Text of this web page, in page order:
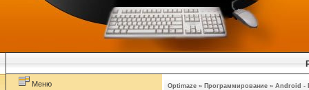
Меню Optimaze » Программирование » Android -